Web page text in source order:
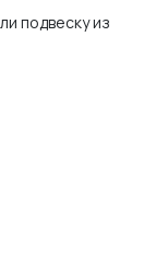
подвеску из